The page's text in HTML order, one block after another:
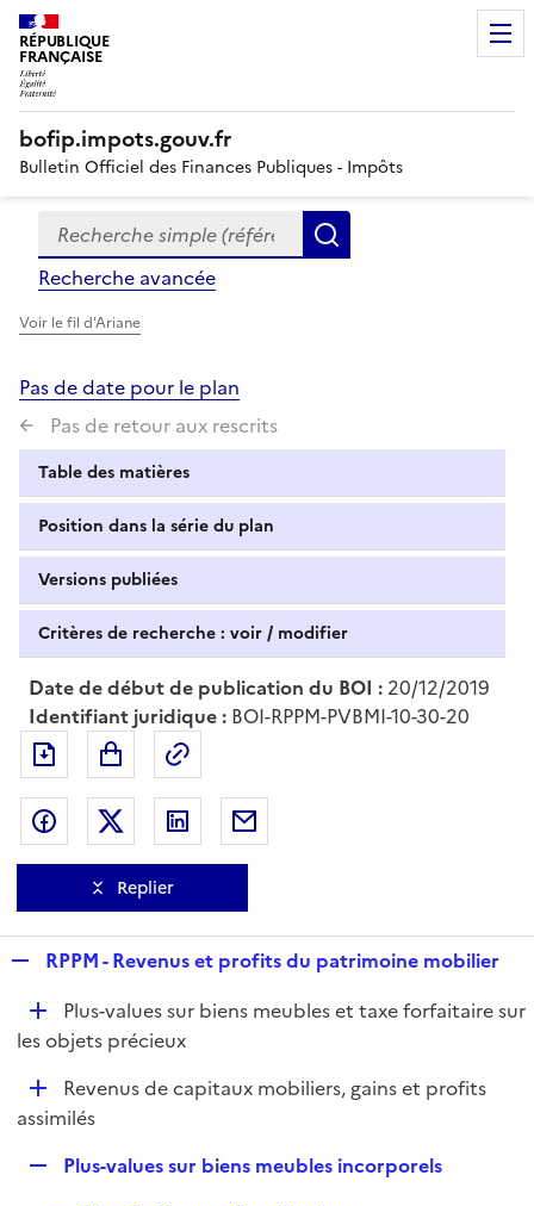
RÉPUBLIQUE
FRANÇAISE
bofip.impots.gouv.fr
Bulletin Officiel des Finances Publiques - Impôts
Formulaire
de
recherche
Recherche simple (références, mots clés, partie du
Recherche avancée
Voir le fil d'Ariane
Pas de date pour le plan
Pas de retour aux rescrits
Table des matières
Position dans la série du plan
Versions publiées
Critères de recherche : voir / modifier
Date de début de publication du BOI : 20/12/2019
Identifiant juridique : BOI-RPPM-PVBMI-10-30-20
Exporter le document au format pdf
Partager sur Facebook
Partager sur Twitter
Partager sur LinkedIn
Replier
p
l
i
e
r
RPPM - Revenus et profits du patrimoine mobilier
D
é
i
Plus-values sur biens meubles et taxe forfaitaire sur
les objets précieux
D
é
Revenus de capitaux mobiliers, gains et profits
assimilés
Plus-values sur biens meubles incorporels